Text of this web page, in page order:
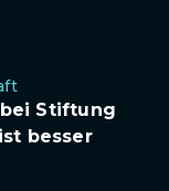
Stiftung
besser